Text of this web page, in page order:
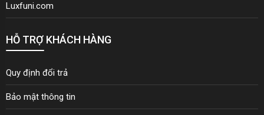
Luxfuni.com
HỖ TRỢ KHÁCH HÀNG
Quy định đổi trả
Bảo mật thông tin